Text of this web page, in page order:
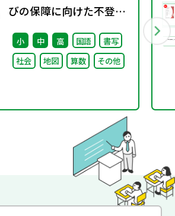
びの保障に向けた不登校
対策推進本部（第4回）
安心して学べる魅力ある
学校づくりの推進に向け
小 中 高 国語
書写
社会
地図 算数 その他